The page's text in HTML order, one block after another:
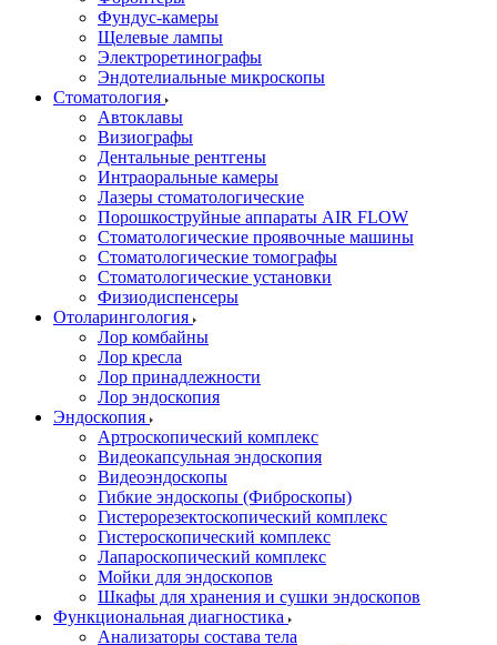
Фундус-камеры
Щелевые лампы
Электроретинографы
Эндотелиальные микроскопы
Стоматология
Автоклавы
Визиографы
Дентальные рентгены
Интраоральные камеры
Лазеры стоматологические
Порошкоструйные аппараты AIR FLOW
Стоматологические проявочные машины
Стоматологические томографы
Стоматологические установки
Физиодиспенсеры
Отоларингология
Лор комбайны
Лор кресла
Лор принадлежности
Лор эндоскопия
Эндоскопия
Артроскопический комплекс
Видеокапсульная эндоскопия
Видеоэндоскопы
Гибкие эндоскопы (Фиброcкопы)
Гистерорезектоскопический комплекс
Гистероскопический комплекс
Лапароскопический комплекс
Мойки для эндоскопов
Шкафы для хранения и сушки эндоскопов
Функциональная диагностика
Анализаторы состава тела